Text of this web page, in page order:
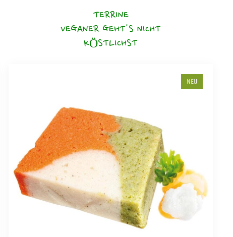
TERRINE
VEGANER GEHT'S NICHT
KÖSTLICHST
NEU